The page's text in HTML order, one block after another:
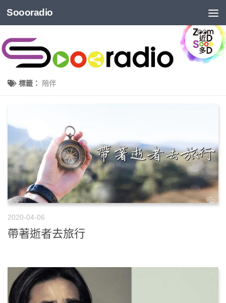
Soooradio
標籤： 陪伴
2020-04-06
帶著逝者去旅行